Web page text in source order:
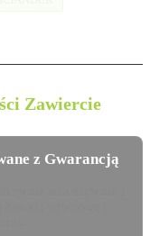
Zawiercie
z Gwarancją